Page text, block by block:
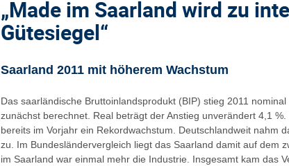
„Made im Saarland wird zu
Gütesiegel“
Saarland 2011 mit höherem Wachstum
Das saarländische Bruttoinlandsprodukt (BIP) stieg 2011
zunächst berechnet. Real beträgt der Anstieg unverändert 4,1
bereits im Vorjahr ein Rekordwachstum. Deutschlandweit nahm
zu. Im Bundesländervergleich liegt das Saarland damit auf dem
im Saarland war einmal mehr die Industrie. Insgesamt kam das